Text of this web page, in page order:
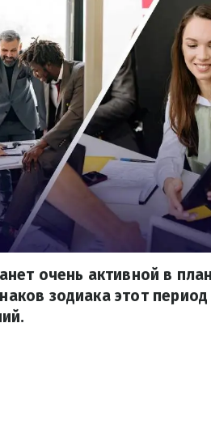
очень активной в
зодиака этот